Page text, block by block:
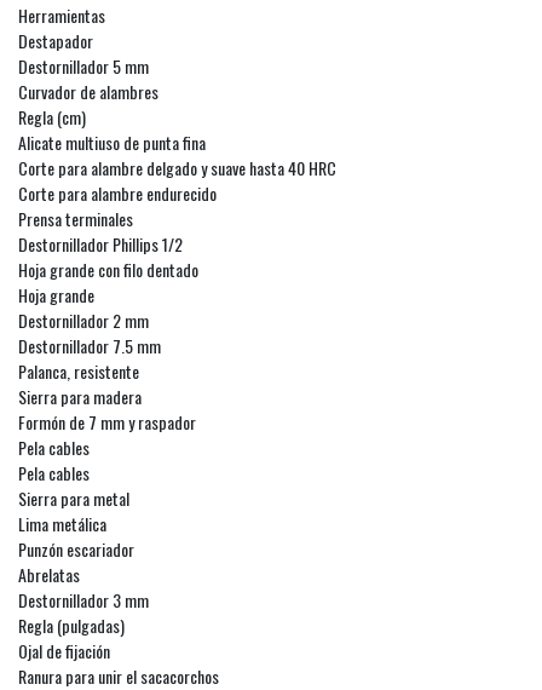
Herramientas
Destapador
Destornillador 5 mm
Curvador de alambres
Regla (cm)
Alicate multiuso de punta fina
Corte para alambre delgado y suave hasta 40 HRC
Corte para alambre endurecido
Prensa terminales
Destornillador Phillips 1/2
Hoja grande con filo dentado
Hoja grande
Destornillador 2 mm
Destornillador 7.5 mm
Palanca, resistente
Sierra para madera
Formón de 7 mm y raspador
Pela cables
Pela cables
Sierra para metal
Lima metálica
Punzón escariador
Abrelatas
Destornillador 3 mm
Regla (pulgadas)
Ojal de fijación
Ranura para unir el sacacorchos